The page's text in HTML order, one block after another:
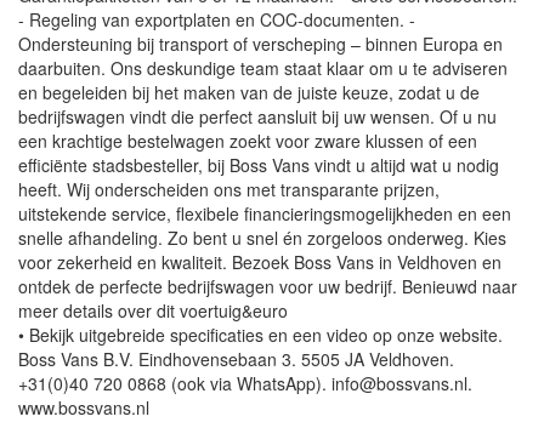
- Regeling van exportplaten en COC-documenten. -
Ondersteuning bij transport of verscheping – binnen Europa en
daarbuiten. Ons deskundige team staat klaar om u te adviseren
en begeleiden bij het maken van de juiste keuze, zodat u de
bedrijfswagen vindt die perfect aansluit bij uw wensen. Of u nu
een krachtige bestelwagen zoekt voor zware klussen of een
efficiënte stadsbesteller, bij Boss Vans vindt u altijd wat u nodig
heeft. Wij onderscheiden ons met transparante prijzen,
uitstekende service, flexibele financieringsmogelijkheden en een
snelle afhandeling. Zo bent u snel én zorgeloos onderweg. Kies
voor zekerheid en kwaliteit. Bezoek Boss Vans in Veldhoven en
ontdek de perfecte bedrijfswagen voor uw bedrijf. Benieuwd naar
meer details over dit voertuig&euro
• Bekijk uitgebreide specificaties en een video op onze website.
Boss Vans B.V. Eindhovensebaan 3. 5505 JA Veldhoven.
+31(0)40 720 0868 (ook via WhatsApp). info@bossvans.nl.
www.bossvans.nl